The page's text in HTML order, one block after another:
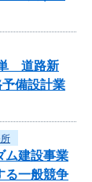
単 道路新
備設計業
ム建設事業
る一般競争